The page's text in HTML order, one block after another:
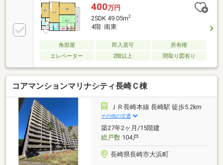
400万円
2SDK 49.05m2
4階 南東
角部屋 即入居可
所有権
エレベーター
2階以上 間取り図有り
コアマンションマリナシティ長崎Ｃ棟
ＪＲ長崎本線 長崎駅 徒歩5.2km
その他の交通
築27年2ヶ月/15階建
総戸数104戸
長崎県長崎市大浜町